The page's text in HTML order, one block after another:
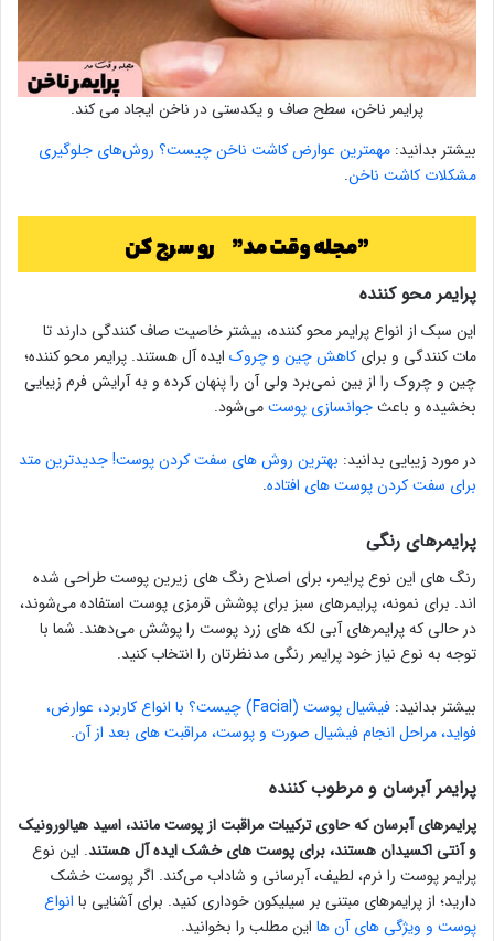
پرایمر ناخن، سطح صاف و یکدستی در ناخن ایجاد می کند.
بیشتر بدانید: مهمترین عوارض کاشت ناخن چیست؟ روش‌های جلوگیری
مشکلات کاشت ناخن.
پرایمر محو کننده
این سبک از انواع پرایمر محو کننده، بیشتر خاصیت صاف کنندگی دارند تا
مات کنندگی و برای کاهش چین و چروک ایده آل هستند. پرایمر محو کننده؛
چین و چروک را از بین نمی‌برد ولی آن را پنهان کرده و به آرایش فرم زیبایی
بخشیده و باعثجوانسازی پوستمی‌شود.
در مورد زیبایی بدانید: بهترین روش های سفت کردن پوست! جدیدترین متد
برای سفت کردن پوست های افتاده.
پرایمرهای رنگی
رنگ های این نوع پرایمر، برای اصلاح رنگ های زیرین پوست طراحی شده
اند. برای نمونه، پرایمرهای سبز برای پوشش قرمزی پوست استفاده می‌شوند،
در حالی که پرایمرهای آبی لکه های زرد پوست را پوشش می‌دهند. شما با
توجه به نوع نیاز خود پرایمر رنگی مدنظرتان را انتخاب کنید.
بیشتر بدانید:
فیشیال پوست (Facial) چیست؟ با انواع کاربرد، عوارض،
فواید، مراحل انجام فیشیال صورت و پوست، مراقبت های بعد از آن.
پرایمر آبرسان و مرطوب کننده
پرایمرهای آبرسان که حاوی ترکیبات مراقبت از پوست مانند، اسید هیالورونیک
و آنتی اکسیدان هستند، برای پوست های خشک ایده آل هستند. این نوع
پرایمر پوست را نرم، لطیف، آبرسانی و شاداب می‌کند. اگر پوست خشک
دارید؛ از پرایمرهای مبتنی بر سیلیکون خوداری کنید. برای آشنایی با انواع
پوست و ویژگی های آن ها این مطلب را بخوانید.